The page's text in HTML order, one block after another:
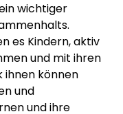
wichtiger
es Kindern, aktiv
und mit ihren
ihnen können
und
und ihre